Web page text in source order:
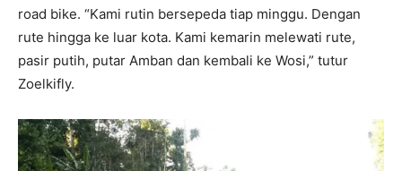
road bike. “Kami rutin bersepeda tiap minggu. Dengan
rute hingga ke luar kota. Kami kemarin melewati rute,
pasir putih, putar Amban dan kembali ke Wosi,” tutur
Zoelkifly.